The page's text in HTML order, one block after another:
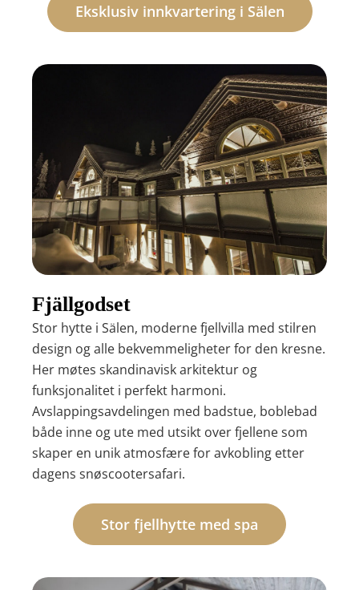
Eksklusiv innkvartering i Sälen
Fjällgodset
Stor hytte i Sälen, moderne fjellvilla med stilren
design og alle bekvemmeligheter for den kresne.
Her møtes skandinavisk arkitektur og
funksjonalitet i perfekt harmoni.
Avslappingsavdelingen med badstue, boblebad
både inne og ute med utsikt over fjellene som
skaper en unik atmosfære for avkobling etter
dagens snøscootersafari.
Stor fjellhytte med spa